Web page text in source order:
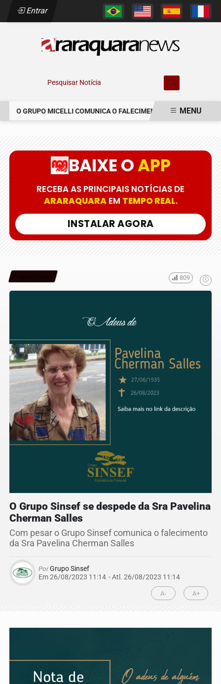
Entrar
Pesquisar Notícia
O GRUPO MICELLI COMUNICA O FALECIMENTO DO SR. MARCELO
MENU
BAIXE OAPP
RECEBA AS PRINCIPAIS NOTÍCIAS DE
ARARAQUARAEM TEMPO REAL.
INSTALAR AGORA
809
O Grupo Sinsef se despede da Sra Pavelina
Cherman Salles
Com pesar o Grupo Sinsef comunica o falecimento
da Sra Pavelina Cherman Salles
PorGrupo Sinsef
Em 26/08/2023 11:14 - Atl. 26/08/2023 11:14
A- A+